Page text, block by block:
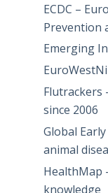
ECDC –
Prevention
Emerging
Flutrackers
since 2006
Global
animal
HealthMap
knowledge